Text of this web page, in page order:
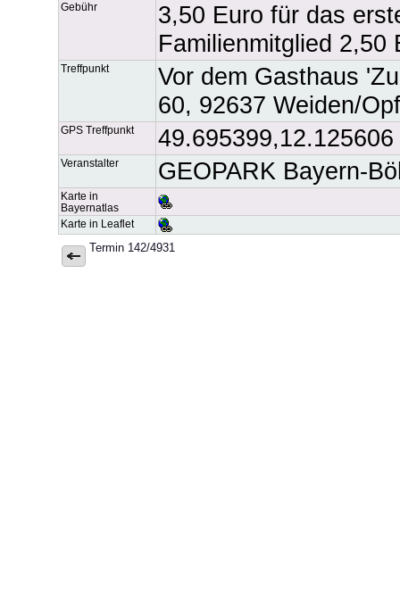
Gebühr
3,50 Euro für das
Familienmitglied 2,50
Treffpunkt
Vor dem Gasthaus
60, 92637 Weiden/Opf
GPS Treffpunkt 49.695399,12.125606
Veranstalter GEOPARK Bayern-
Karte in
Bayernatlas
Karte in Leaflet
Termin 142/4931